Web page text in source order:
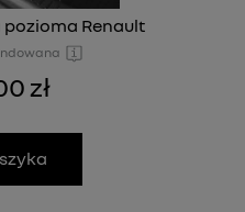
Renault
zł